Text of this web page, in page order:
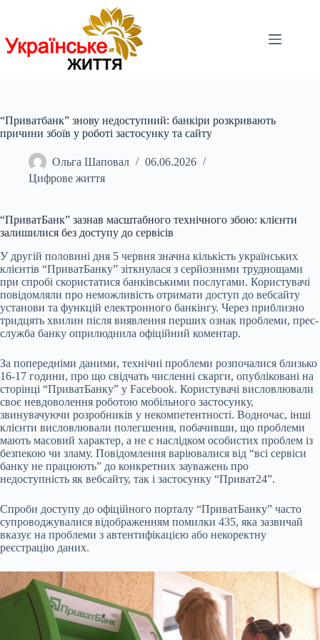
“Приватбанк” знову недоступний: банкіри розкривають
причини збоїв у роботі застосунку та сайту
Ольга Шаповал
06.06.2026
Цифрове життя
“ПриватБанк” зазнав масштабного технічного збою: клієнти
залишилися без доступу до сервісів
У другій половині дня 5 червня значна кількість українських
клієнтів “ПриватБанку” зіткнулася з серйозними труднощами
при спробі скористатися банківськими послугами. Користувачі
повідомляли про неможливість отримати доступ до вебсайту
установи та функцій електронного банкінгу. Через приблизно
тридцять хвилин після виявлення перших ознак проблеми, прес-
служба банку оприлюднила офіційний коментар.
За попередніми даними, технічні проблеми розпочалися близько
16-17 години, про що свідчать численні скарги, опубліковані на
сторінці “ПриватБанку” у Facebook. Користувачі висловлювали
своє невдоволення роботою мобільного застосунку,
звинувачуючи розробників у некомпетентності. Водночас, інші
клієнти висловлювали полегшення, побачивши, що проблеми
мають масовий характер, а не є наслідком особистих проблем із
безпекою чи зламу. Повідомлення варіювалися від “всі сервіси
банку не працюють” до конкретних зауважень про
недоступність як вебсайту, так і застосунку “Приват24”.
Спроби доступу до офіційного порталу “ПриватБанку” часто
супроводжувалися відображенням помилки 435, яка зазвичай
вказує на проблеми з автентифікацією або некоректну
реєстрацію даних.